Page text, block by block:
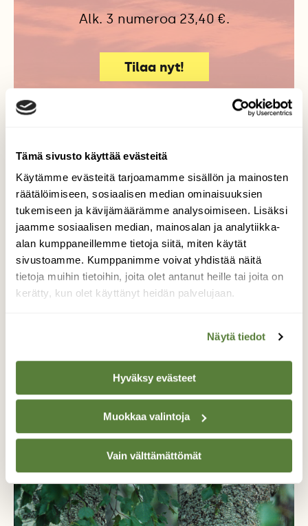
Tämä sivusto käyttää evästeitä
Käytämme evästeitä tarjoamamme sisällön ja mainosten
räätälöimiseen, sosiaalisen median ominaisuuksien
tukemiseen ja kävijämäärämme analysoimiseen. Lisäksi
jaamme sosiaalisen median, mainosalan ja analytiikka-
alan kumppaneillemme tietoja siitä, miten käytät
sivustoamme. Kumppanimme voivat yhdistää näitä
tietoja muihin tietoihin, joita olet antanut heille tai joita on
kerätty, kun olet käyttänyt heidän palvelujaan.
Näytä tiedot
Hyväksy evästeet
Muokkaa valintoja
Vain välttämättömät
Alk. 3 numeroa 23,40 €.
Tilaa nyt!
Lisää aiheesta
Suomen Luonto selvitti: Suuret kauppaketjut
jatkavat Thermacellin myyntiä, vaikka tutkimus
osoittaa laitteen haitallisuuden kimalaisille